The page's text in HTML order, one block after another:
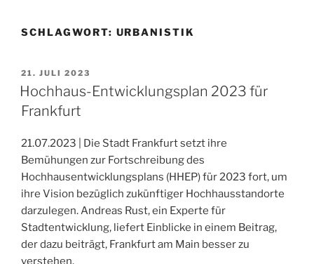
SCHLAGWORT: URBANISTIK
VERÖFFENTLICHT
AM
21. JULI 2023
Hochhaus-Entwicklungsplan 2023 für
Frankfurt
21.07.2023 | Die Stadt Frankfurt setzt ihre
Bemühungen zur Fortschreibung des
Hochhausentwicklungsplans (HHEP) für 2023 fort, um
ihre Vision bezüglich zukünftiger Hochhausstandorte
darzulegen. Andreas Rust, ein Experte für
Stadtentwicklung, liefert Einblicke in einem Beitrag,
der dazu beiträgt, Frankfurt am Main besser zu
verstehen.